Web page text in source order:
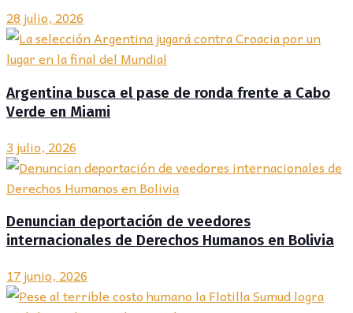
28 julio, 2026
Argentina busca el pase de ronda frente a Cabo
Verde en Miami
3 julio, 2026
Denuncian deportación de veedores
internacionales de Derechos Humanos en Bolivia
17 junio, 2026